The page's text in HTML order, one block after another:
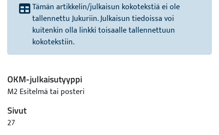
Tämän artikkelin/julkaisun kokotekstiä ei ole
tallennettu Jukuriin. Julkaisun tiedoissa voi
kuitenkin olla linkki toisaalle tallennettuun
kokotekstiin.
OKM-julkaisutyyppi
M2 Esitelmä tai posteri
Sivut
27